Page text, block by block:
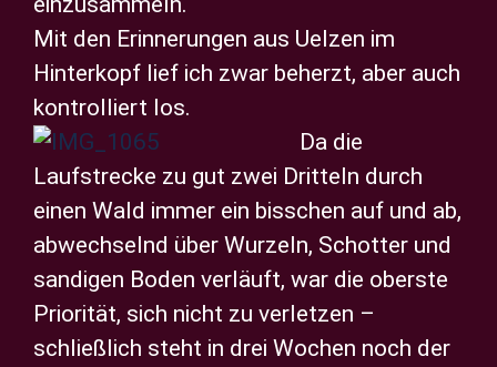
Mit den Erinnerungen aus Uelzen im
Hinterkopf lief ich zwar beherzt, aber auch
kontrolliert los.
Da die
Laufstrecke zu gut zwei Dritteln durch
einen Wald immer ein bisschen auf und ab,
abwechselnd über Wurzeln, Schotter und
sandigen Boden verläuft, war die oberste
Priorität, sich nicht zu verletzen –
schließlich steht in drei Wochen noch der